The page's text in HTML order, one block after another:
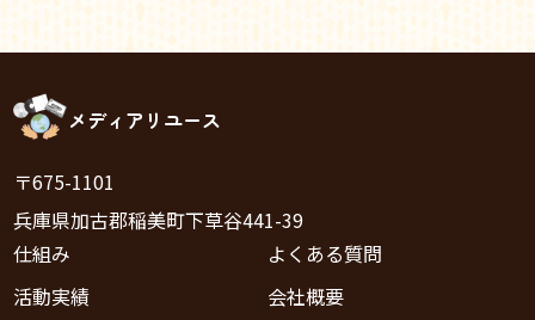
メディアリユース
〒675-1101
兵庫県加古郡稲美町下草谷441-39
仕組み
活動実績
よくある質問
会社概要